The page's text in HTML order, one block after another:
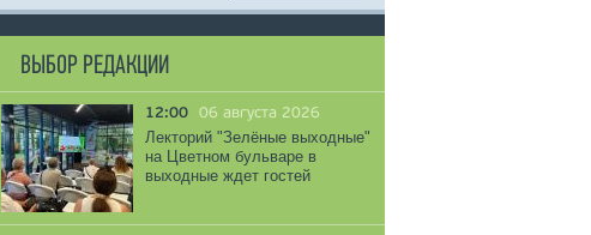
ВЫБОР РЕДАКЦИИ
12:00 06 августа 2026
Лекторий "Зелёные выходные"
на Цветном бульваре в
выходные ждет гостей